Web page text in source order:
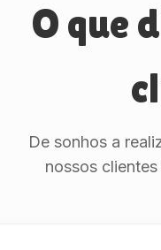
O que
De sonhos a
nossos